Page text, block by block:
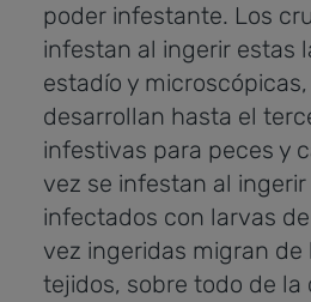
poder infestante. Los
infestan al ingerir estas
estadío y
desarrollan hasta el
infestivas para peces y
vez se infestan al
infectados con larvas
vez ingeridas migran de
tejidos, sobre todo de la